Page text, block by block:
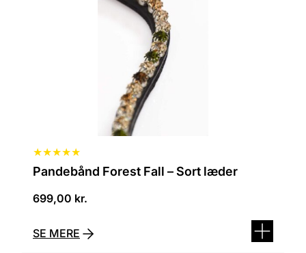
★★★★★
Pandebånd Forest Fall – Sort læder
699,00 kr.
SE MERE